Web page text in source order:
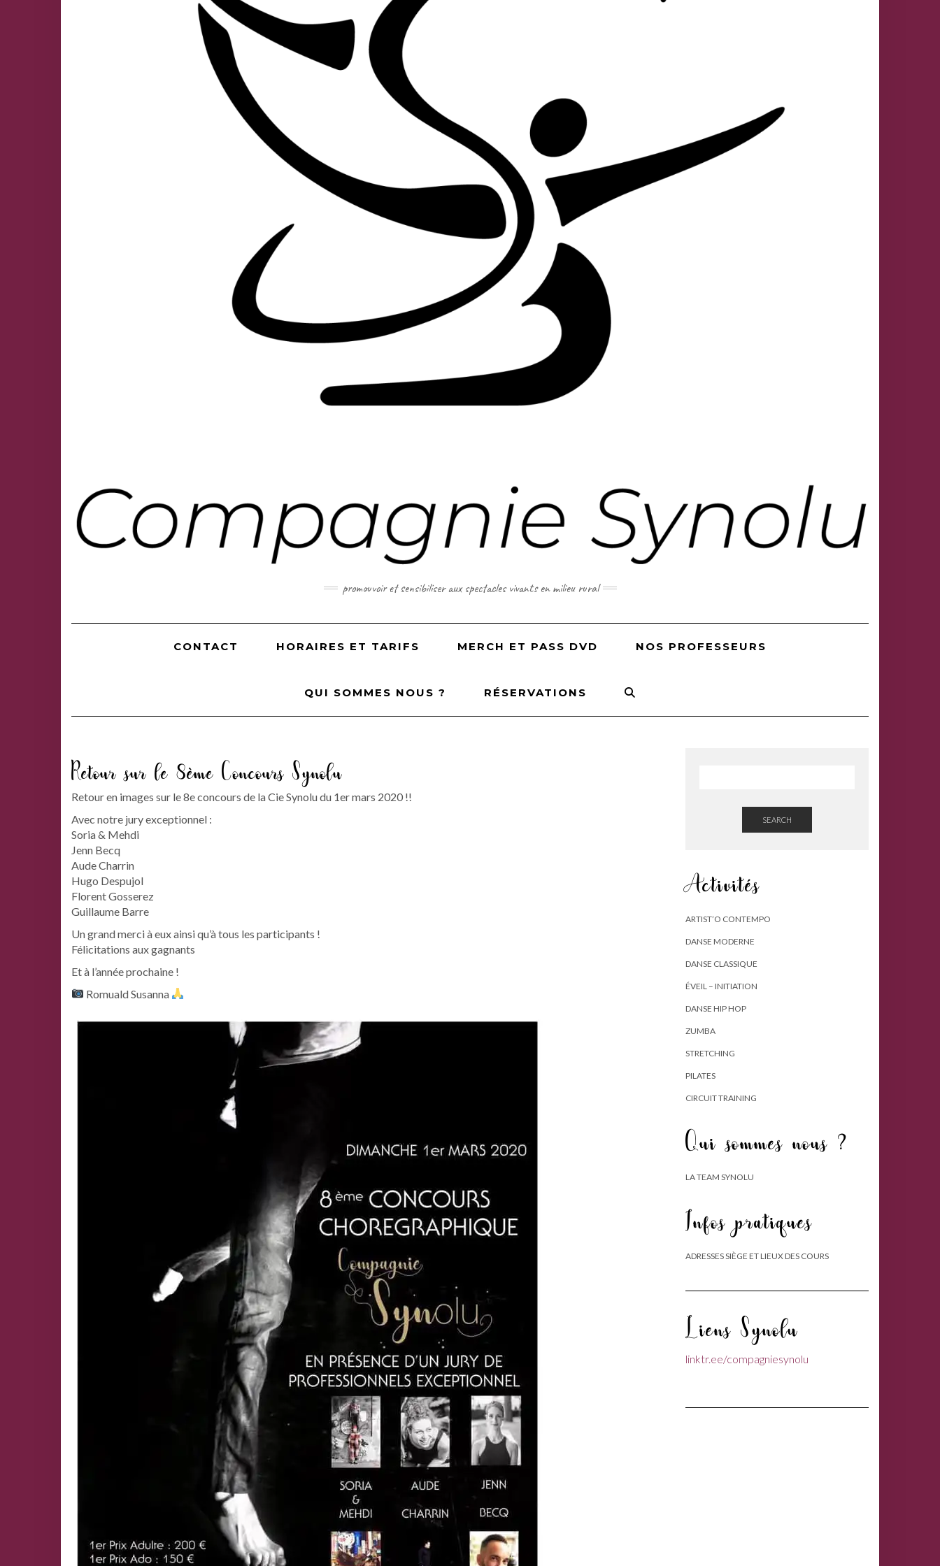
promouvoir et sensibiliser aux spectacles vivants en milieu rural
CONTACT HORAIRES ET TARIFS MERCH ET PASS DVD NOS PROFESSEURS
QUI SOMMES NOUS ? RÉSERVATIONS
Retour sur le 8ème Concours Synolu
Retour en images sur le 8e concours de la Cie Synolu du 1er mars 2020 !!
Avec notre jury exceptionnel :
Soria & Mehdi
Jenn Becq
Aude Charrin
Hugo Despujol
Florent Gosserez
Guillaume Barre
Un grand merci à eux ainsi qu’à tous les participants !
Félicitations aux gagnants
Et à l’année prochaine !
Romuald Susanna
SEARCH
Activités
ARTIST’O CONTEMPO
DANSE MODERNE
DANSE CLASSIQUE
ÉVEIL – INITIATION
DANSE HIP HOP
ZUMBA
STRETCHING
PILATES
CIRCUIT TRAINING
Qui sommes nous ?
LA TEAM SYNOLU
Infos pratiques
ADRESSES SIÈGE ET LIEUX DES COURS
Liens Synolu
linktr.ee/compagniesynolu